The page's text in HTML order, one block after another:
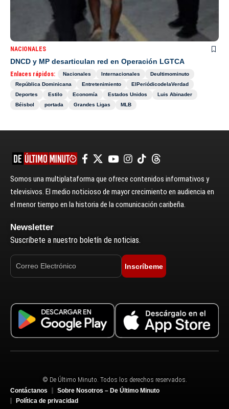
NACIONALES
DNCD y MP desarticulan red en Operación LGTCA
Enlaces rápidos: Nacionales Internacionales
Deultimominuto
República Dominicana
Entretenimiento
ElPeriódicodelaVerdad
Deportes
Estilo Economía Estados Unidos
Luis Abinader
Béisbol
portada Grandes Ligas MLB
Somos una multiplataforma que ofrece contenidos informativos y
televisivos. El medio noticioso de mayor crecimiento en audiencia en
el menor tiempo en la historia de la comunicación caribeña.
Newsletter
Suscríbete a nuestro boletín de noticias.
Inscríbeme
© De Último Minuto. Todos los derechos reservados.
Contáctanos
Sobre Nosotros – De Último Minuto
Política de privacidad